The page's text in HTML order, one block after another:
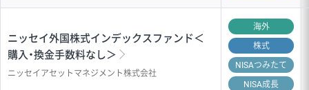
ニッセイ外国株式インデックスファンド＜
購入・換金手数料なし＞
ニッセイアセットマネジメント株式会社
海外
株式
NISAつみたて
NISA成長